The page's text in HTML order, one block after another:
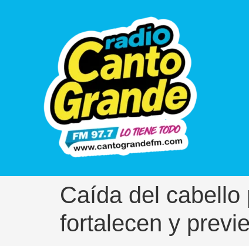
Caída del cabello
fortalecen y